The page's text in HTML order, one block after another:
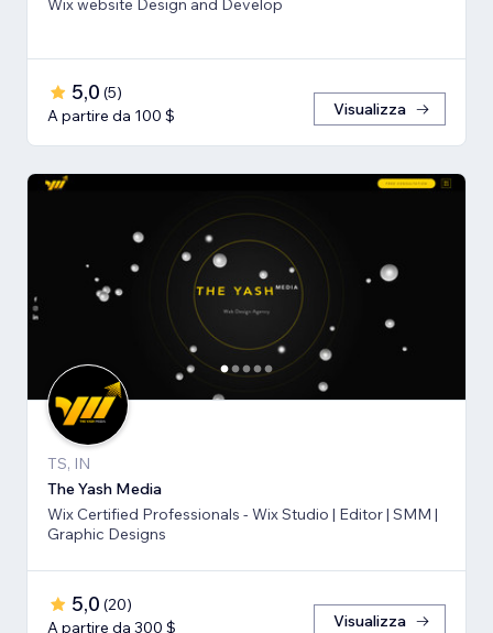
Wix website Design and Develop
5,0 (5)
A partire da 100 $
Visualizza
TS, IN
The Yash Media
Wix Certified Professionals - Wix Studio | Editor | SMM |
Graphic Designs
5,0 (20)
A partire da 300 $
Visualizza